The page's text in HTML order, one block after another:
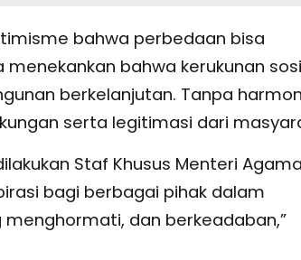
bahwa perbedaan bisa
bahwa kerukunan
berkelanjutan. Tanpa
serta legitimasi dari
Staf Khusus Menteri Agama
bagi berbagai pihak dalam
dan berkeadaban,”